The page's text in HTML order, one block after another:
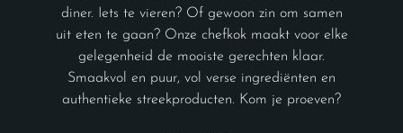
diner. Iets te vieren? Of gewoon zin om samen
uit eten te gaan? Onze chefkok maakt voor elke
gelegenheid de mooiste gerechten klaar.
Smaakvol en puur, vol verse ingrediënten en
authentieke streekproducten. Kom je proeven?